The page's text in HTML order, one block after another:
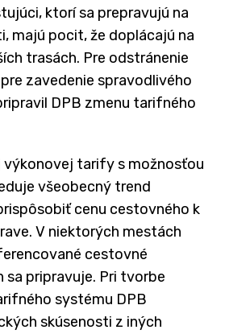
ktorí sa prepravujú na
majú pocit, že doplácajú na
trasách. Pre odstránenie
zavedenie spravodlivého
DPB zmenu tarifného
výkonovej tarify s možnosťou
všeobecný trend
cenu cestovného k
V niektorých mestách
cestovné
sa pripravuje. Pri tvorbe
systému DPB
skúsenosti z iných